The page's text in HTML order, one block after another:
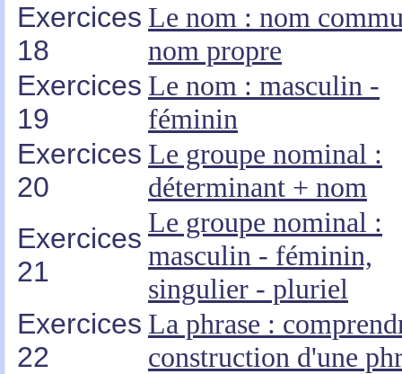
Exercices
18
Le nom : nom
nom propre
Exercices
19
Le nom : masculin -
féminin
Exercices
20
Le groupe nominal :
déterminant + nom
Exercices
21
Le groupe nominal :
masculin - féminin,
singulier - pluriel
Exercices
22
La phrase :
construction d'une